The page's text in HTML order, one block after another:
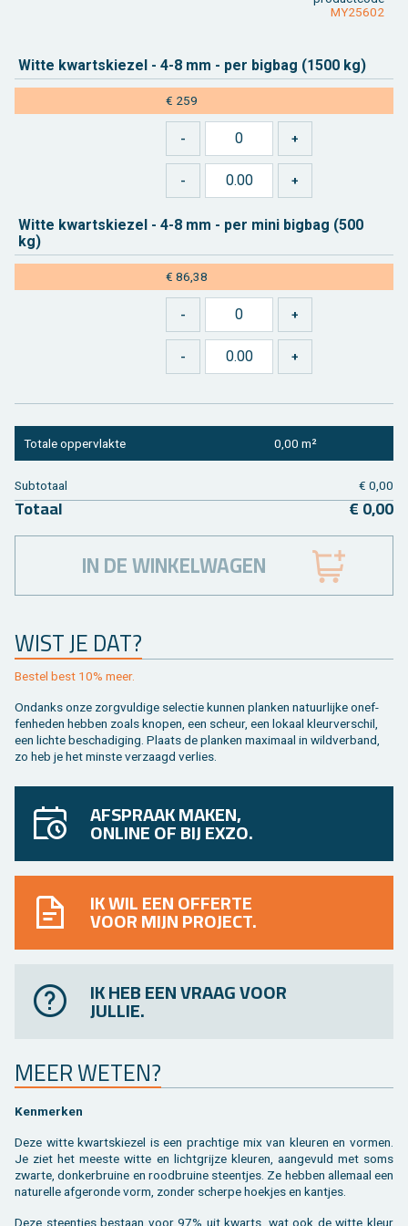
MY25602
Witte kwarts­kie­zel - 4-8 mm - per big­bag (1500 kg)
€ 259
Witte kwarts­kie­zel - 4-8 mm - per mini big­bag (500
kg)
€ 86,38
WIST JE DAT?
Be­stel best 10% meer.
On­danks onze zorg­vul­di­ge se­lec­tie kun­nen plan­ken na­tuur­lij­ke on­ef­
fen­he­den heb­ben zoals kno­pen, een scheur, een lo­kaal kleur­ver­schil,
een lich­te be­scha­di­ging. Plaats de plan­ken maxi­maal in wild­ver­band,
zo heb je het min­ste ver­zaagd ver­lies.
To­ta­le op­per­vlak­te 0,00 m²
Sub­to­taal € 0,00
To­taal € 0,00
IN DE WINKELWAGEN
AFSPRAAK MAKEN,
ONLINE OF BIJ EXZO.
IK WIL EEN OFFERTE
VOOR MIJN PROJECT.
IK HEB EEN VRAAG VOOR
JULLIE.
MEER WETEN?
Ken­mer­ken
Deze witte kwarts­kie­zel is een prach­ti­ge mix van kleu­ren en vor­men.
Je ziet het mees­te witte en licht­grij­ze kleu­ren, aan­ge­vuld met soms
zwar­te, don­ker­brui­ne en rood­brui­ne steen­tjes. Ze heb­ben al­le­maal een
na­tu­rel­le af­ge­ron­de vorm, zon­der scher­pe hoek­jes en kant­jes.
Deze steen­tjes be­staan voor 97% uit kwarts, wat ook de witte kleur